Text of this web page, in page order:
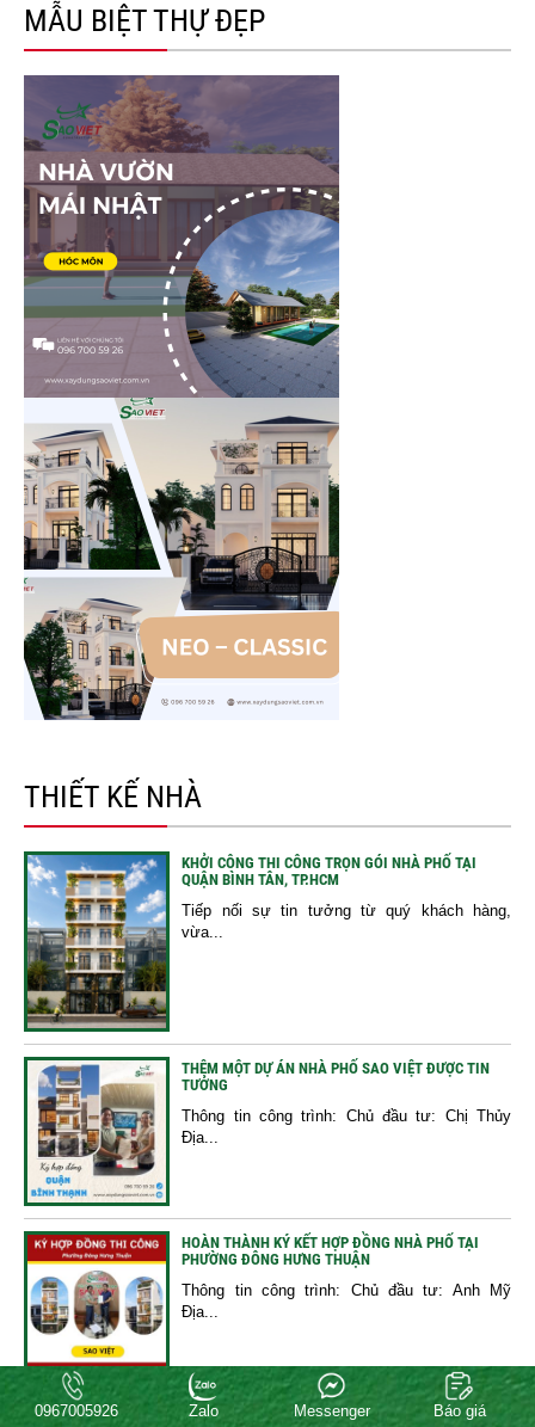
MẪU BIỆT THỰ ĐẸP
THIẾT KẾ NHÀ
KHỞI CÔNG THI CÔNG TRỌN GÓI NHÀ PHỐ TẠI
QUẬN BÌNH TÂN, TP.HCM
Tiếp nối sự tin tưởng từ quý khách hàng,
vừa...
THÊM MỘT DỰ ÁN NHÀ PHỐ SAO VIỆT ĐƯỢC TIN
TƯỞNG
Thông tin công trình: Chủ đầu tư: Chị Thủy
Địa...
HOÀN THÀNH KÝ KẾT HỢP ĐỒNG NHÀ PHỐ TẠI
PHƯỜNG ĐÔNG HƯNG THUẬN
Thông tin công trình: Chủ đầu tư: Anh Mỹ
Địa...
MẪU THIẾT KẾ NHÀ PHỐ HIỆN ĐẠI TẠI PHƯỜNG
0967005926 Zalo Messenger Báo giá